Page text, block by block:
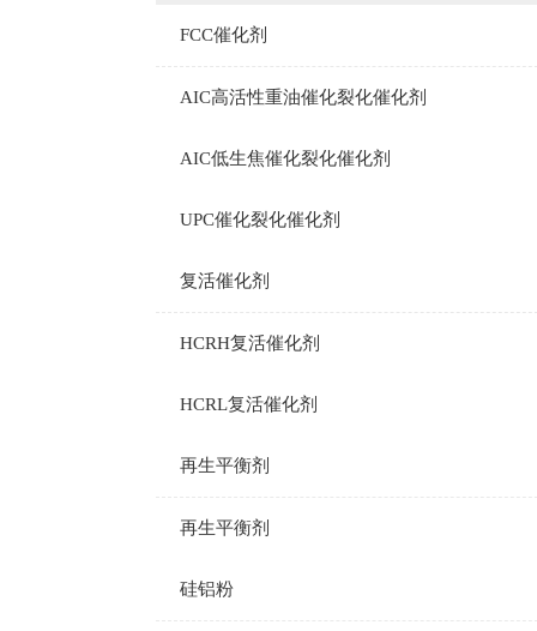
FCC催化剂
AIC高活性重油催化裂化催化剂
AIC低生焦催化裂化催化剂
UPC催化裂化催化剂
复活催化剂
HCRH复活催化剂
HCRL复活催化剂
再生平衡剂
再生平衡剂
硅铝粉